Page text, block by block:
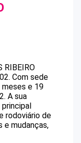
RIBEIRO
. Com sede
meses e 19
A sua
principal
rodoviário de
e mudanças,